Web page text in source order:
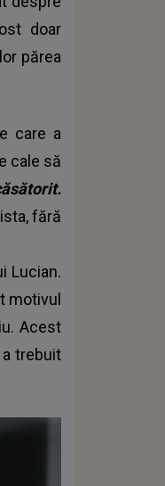
doar
părea
care a
cale să
fără
Lucian.
motivul
Acest
trebuit